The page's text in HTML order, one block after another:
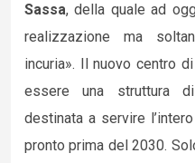
Sassa, della quale ad
realizzazione ma
incuria». Il nuovo centro
essere una struttura
destinata a servire
pronto prima del 2030.